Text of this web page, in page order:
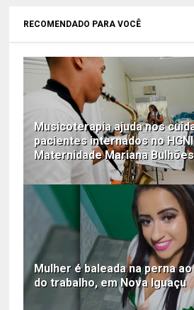
RECOMENDADO PARA VOCÊ
Musicoterapia ajuda nos
pacientes internados no
Maternidade Mariana Bulhões
Mulher é baleada na perna
do trabalho, em Nova Iguaçu